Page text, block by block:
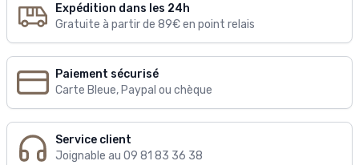
Expédition dans les 24h
Gratuite à partir de 89€ en point relais
Paiement sécurisé
Carte Bleue, Paypal ou chèque
Service client
Joignable au 09 81 83 36 38